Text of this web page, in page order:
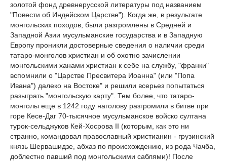
золотой фонд древнерусской литературы под названием
"Повести об Индейском Царстве"). Когда же, в результате
монгольских походов, были разгромлены в Средней и
Западной Азии мусульманские государства и в Западную
Европу проникли достоверные сведения о наличии среди
татаро-монголов христиан и об охотно зачислении
монгольскими ханами христиан к себе на службу, "франки"
вспомнили о "Царстве Пресвитера Иоанна" (или "Попа
Ивана") далеко на Востоке" и решили всерьез попытаться
разыграть "монгольскую карту". Тем более, что татаро-
монголы еще в 1242 году наголову разгромили в битве при
горе Кесе-Даг 70-тысячное мусульманское войско султана
турок-сельджуков Кей-Хосрова II (которым, как это ни
странно, командовал православный христианин - грузинский
князь Шервашидзе, абхаз по происхождению, из рода Чачба,
доблестно павший под монгольскими саблями)! После